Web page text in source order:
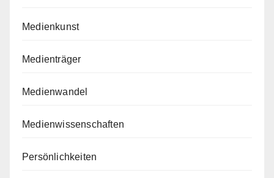
Medienkunst
Medienträger
Medienwandel
Medienwissenschaften
Persönlichkeiten